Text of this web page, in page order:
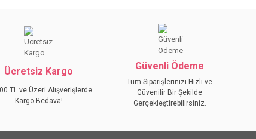
Ücretsiz Kargo
TL ve Üzeri Alışverişlerde
Kargo Bedava!
Güvenli Ödeme
Tüm Siparişlerinizi Hızlı ve
Güvenilir Bir Şekilde
Gerçekleştirebilirsiniz.